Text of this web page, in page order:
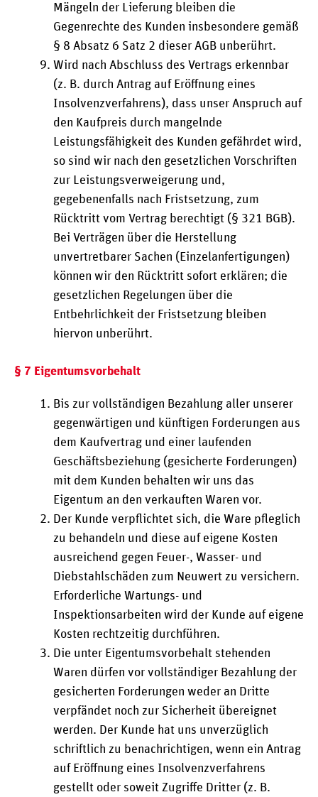
Mängeln der Lieferung bleiben die
Gegenrechte des Kunden insbesondere gemäß
§ 8 Absatz 6 Satz 2 dieser AGB unberührt.
Wird nach Abschluss des Vertrags erkennbar
(z. B. durch Antrag auf Eröffnung eines
Insolvenzverfahrens), dass unser Anspruch auf
den Kaufpreis durch mangelnde
Leistungsfähigkeit des Kunden gefährdet wird,
so sind wir nach den gesetzlichen Vorschriften
zur Leistungsverweigerung und,
gegebenenfalls nach Fristsetzung, zum
Rücktritt vom Vertrag berechtigt (§ 321 BGB).
Bei Verträgen über die Herstellung
unvertretbarer Sachen (Einzelanfertigungen)
können wir den Rücktritt sofort erklären; die
gesetzlichen Regelungen über die
Entbehrlichkeit der Fristsetzung bleiben
hiervon unberührt.
§ 7 Eigentumsvorbehalt
Bis zur vollständigen Bezahlung aller unserer
gegenwärtigen und künftigen Forderungen aus
dem Kaufvertrag und einer laufenden
Geschäftsbeziehung (gesicherte Forderungen)
mit dem Kunden behalten wir uns das
Eigentum an den verkauften Waren vor.
Der Kunde verpflichtet sich, die Ware pfleglich
zu behandeln und diese auf eigene Kosten
ausreichend gegen Feuer-, Wasser- und
Diebstahlschäden zum Neuwert zu versichern.
Erforderliche Wartungs- und
Inspektionsarbeiten wird der Kunde auf eigene
Kosten rechtzeitig durchführen.
Die unter Eigentumsvorbehalt stehenden
Waren dürfen vor vollständiger Bezahlung der
gesicherten Forderungen weder an Dritte
verpfändet noch zur Sicherheit übereignet
werden. Der Kunde hat uns unverzüglich
schriftlich zu benachrichtigen, wenn ein Antrag
auf Eröffnung eines Insolvenzverfahrens
gestellt oder soweit Zugriffe Dritter (z. B.